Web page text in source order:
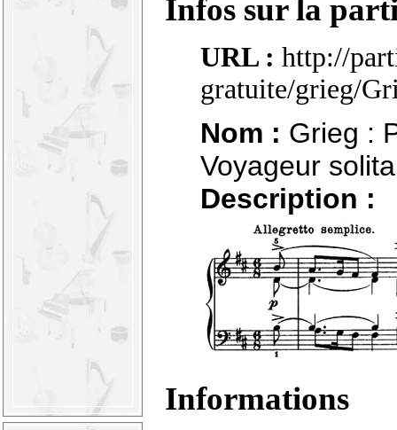
Infos sur la
URL : http://
gratuite/grieg/
Nom : Grieg :
Voyageur
Description :
Informations